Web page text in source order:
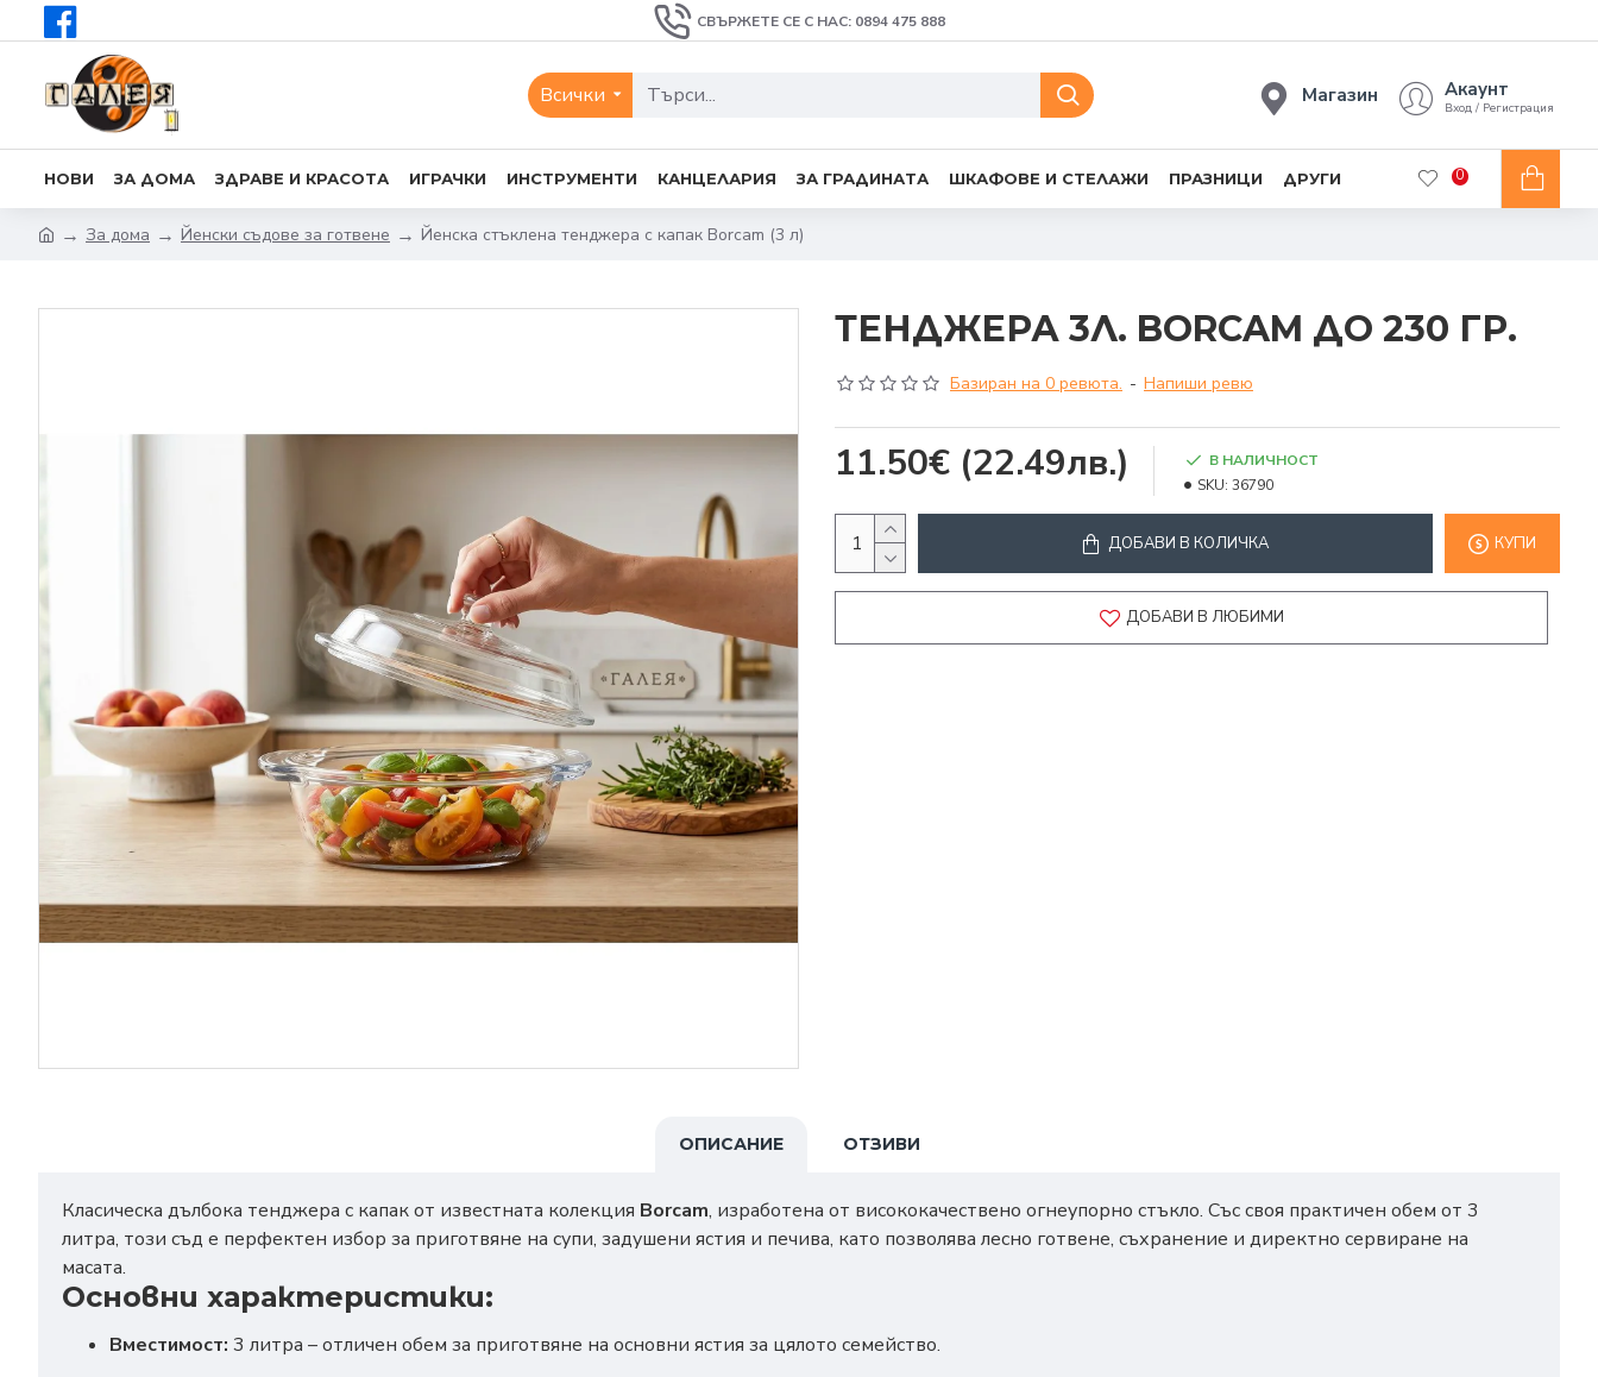
СВЪРЖЕТЕ СЕ С НАС: 0894 475 888
Всички Магазин Акаунт
Вход / Регистрация
НОВИ ЗА ДОМА ЗДРАВЕ И КРАСОТА ИГРАЧКИ ИНСТРУМЕНТИ КАНЦЕЛАРИЯ ЗА ГРАДИНАТА ШКАФОВЕ И СТЕЛАЖИ ПРАЗНИЦИ ДРУГИ 0
За дома Йенски съдове за готвене Йенска стъклена тенджера с капак Borcam (3 л)
ТЕНДЖЕРА 3Л. BORCAM ДО 230 ГР.
Базиран на 0 ревюта. - Напиши ревю
11.50€ (22.49лв.)
В НАЛИЧНОСТ
SKU: 36790
ДОБАВИ В КОЛИЧКА КУПИ
ДОБАВИ В ЛЮБИМИ
ОПИСАНИЕ ОТЗИВИ
Класическа дълбока тенджера с капак от известната колекция Borcam, изработена от висококачествено огнеупорно стъкло. Със своя практичен обем от 3
литра, този съд е перфектен избор за приготвяне на супи, задушени ястия и печива, като позволява лесно готвене, съхранение и директно сервиране на
масата.
Основни характеристики:
Вместимост: 3 литра – отличен обем за приготвяне на основни ястия за цялото семейство.